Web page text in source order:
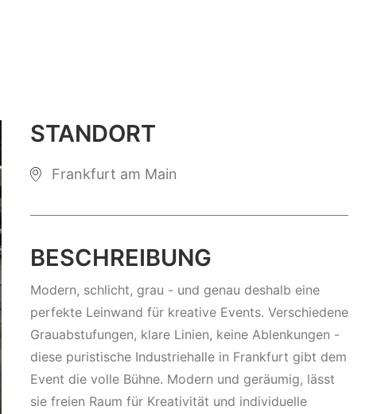
STANDORT
Frankfurt am Main
BESCHREIBUNG
Modern, schlicht, grau - und genau deshalb eine
perfekte Leinwand für kreative Events. Verschiedene
Grauabstufungen, klare Linien, keine Ablenkungen -
diese puristische Industriehalle in Frankfurt gibt dem
Event die volle Bühne. Modern und geräumig, lässt
sie freien Raum für Kreativität und individuelle